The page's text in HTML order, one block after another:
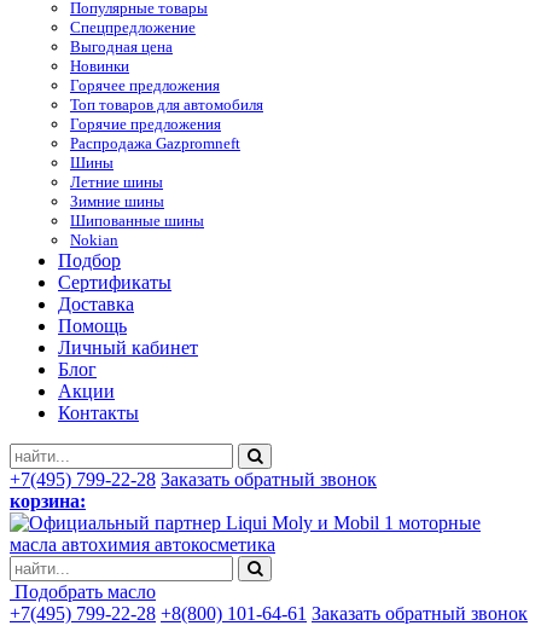
Популярные товары
Спецпредложение
Выгодная цена
Новинки
Горячее предложения
Топ товаров для автомобиля
Горячие предложения
Распродажа Gazpromneft
Шины
Летние шины
Зимние шины
Шипованные шины
Nokian
Подбор
Сертификаты
Доставка
Помощь
Личный кабинет
Блог
Акции
Контакты
+7(495) 799-22-28 Заказать обратный звонок
корзина:
моторные
масла автохимия автокосметика
Подобрать масло
+7(495) 799-22-28 +8(800) 101-64-61 Заказать обратный звонок